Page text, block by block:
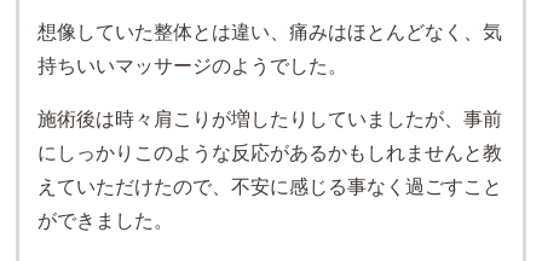
想像していた整体とは違い、痛みはほとんどなく、気
持ちいいマッサージのようでした。
施術後は時々肩こりが増したりしていましたが、事前
にしっかりこのような反応があるかもしれませんと教
えていただけたので、不安に感じる事なく過ごすこと
ができました。